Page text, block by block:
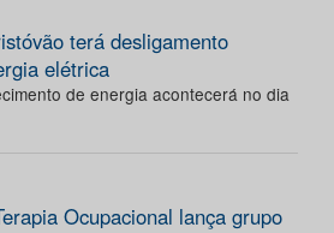
terá desligamento
elétrica
de energia acontecerá no dia
Ocupacional lança grupo